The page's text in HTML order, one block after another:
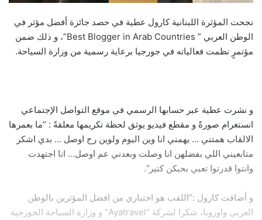
نجحت المؤثرة اللبنانية كارول عطية في حصد جائزة أفضل مؤثر في
الوطن العربي ” Best Blogger in Arab Countries”، و ذلك ضمن
مؤتمرٍ نظمت فعالياته في جورجيا برعاية رسمية من وزارة السياحة.
و نشرت عطية عبر حسابها الرسمي في موقع التواصل الإجتماعي
انستغرام صورةً و مقطع فيديو يوثق لحظة تكريمها معلقةً : “ما بعمرها
الالقاب همتني … يهمني انا وين اليوم ولوین رح اوصل … بدي اشكر
متابعيني اللي بفضلهن انا وصلت وبعدني عم اوصل… انا اجتهدت
وانتوا قدرتوا تعبي بحبكن كتير”.
و أضافت كارول :”اللقب هو اختياري من افضل المؤثرين بالوطن
العربي واوروبا، شكرا لشركة “Ayatravel” و وزارة السياحة الجورجية